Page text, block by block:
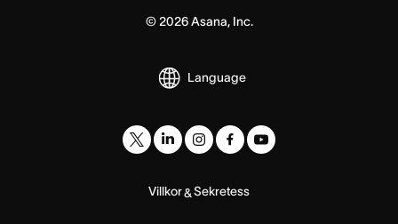
© 2026Asana, Inc.
Language
Villkor&Sekretess